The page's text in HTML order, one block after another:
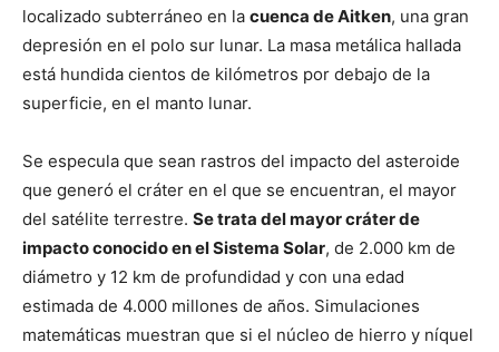
localizado subterráneo en la cuenca de Aitken, una gran
depresión en el polo sur lunar. La masa metálica hallada
está hundida cientos de kilómetros por debajo de la
superficie, en el manto lunar.
Se especula que sean rastros del impacto del asteroide
que generó el cráter en el que se encuentran, el mayor
del satélite terrestre. Se trata del mayor cráter de
impacto conocido en el Sistema Solar, de 2.000 km de
diámetro y 12 km de profundidad y con una edad
estimada de 4.000 millones de años. Simulaciones
matemáticas muestran que si el núcleo de hierro y níquel